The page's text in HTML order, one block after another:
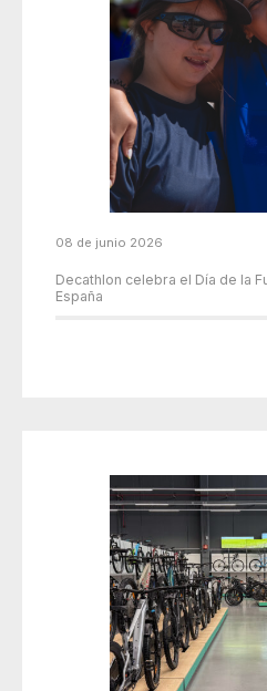
08 de junio 2026
Decathlon celebra el Día de la
España